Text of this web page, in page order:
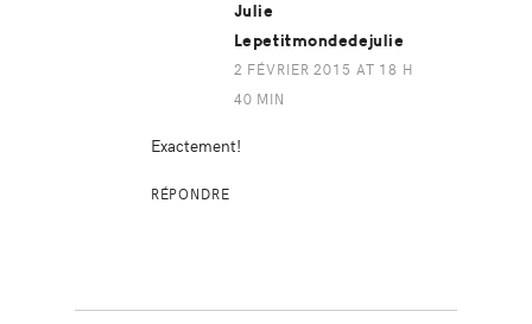
Julie
Lepetitmondedejulie
2 FÉVRIER 2015 AT 18 H
40 MIN
Exactement!
RÉPONDRE